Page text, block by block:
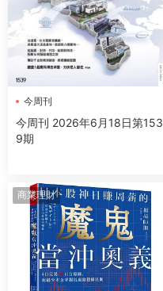
今周刊
今周刊 2026年6月18日第153
9期
商業理財